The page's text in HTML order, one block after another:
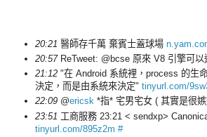
20:21 醫師存千萬 棄賓士蓋球場
20:57ReTweet: @bcse 原來 V8 引擎可
21:12 "在 Android 系統裡，process 的生
決定，而是由系統來決定" tinyurl.com/
22:09 @ericsk *指* 宅男宅女 ( 其實是很
23:51 工商服務 23:21 < sendxp>
tinyurl.com/895z2m #